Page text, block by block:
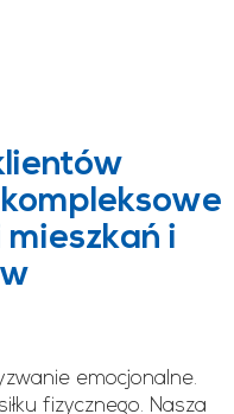
i
emocjonalne.
fizycznego. Nasza